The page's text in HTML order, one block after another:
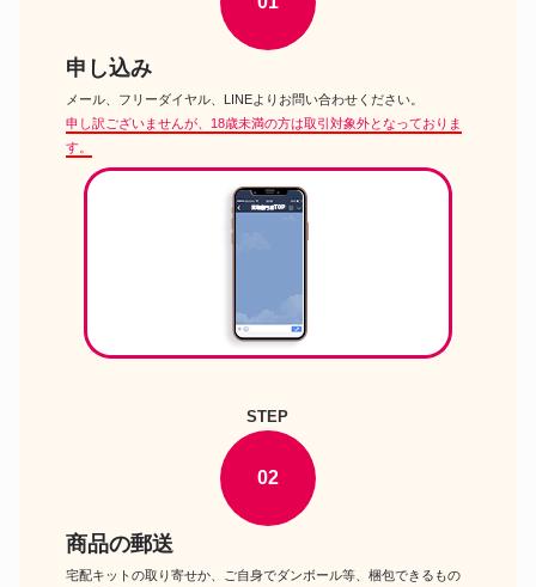
スーパードルフィー SD男の子
Cecile in the Boyhood Version
Ver1.5 GGR50
アゾンs t j×Iris Collect petit ほ
グルーヴ プーリップ
VOCALOID 巡音ルカ
プーリップ Rojeune ロジューヌ
スーパードルフィー SDM女の子
ナナ Sweet Dream Ver.
申し込み
メール、フリーダイヤル、LINEよりお問い合わせください。
申し訳ございませんが、18歳未満の方は取引対象外となっておりま
す。
STEP
02
商品の郵送
宅配キットの取り寄せか、ご自身でダンボール等、梱包できるもの